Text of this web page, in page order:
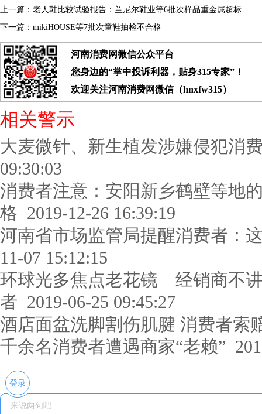
上一篇： 老人鞋比较试验报告：兰尼尔鞋业等6批次样品重金属超标
下一篇： mikiHOUSE等7批次童鞋抽检不合格
河南消费网微信公众平台
您身边的“掌中投诉利器，贴身315专家”！
欢迎关注河南消费网微信（hnxfw315）
相关警示
大麦微针、新生植发涉嫌侵犯消
09:30:03
消费者注意：安阳新乡鹤壁等地
格 2019-12-26 16:39:19
河南省市场监管局提醒消费者：
11-07 15:12:15
环球光多焦点老花镜 经销商不
者 2019-06-25 09:45:27
酒店面盆洗脚割伤肌腱 消费者索
千余名消费者遭遇商家“老赖”
登录